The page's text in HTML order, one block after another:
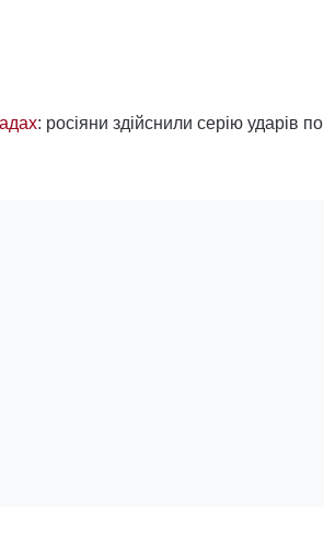
: росіяни здійснили серію ударів по